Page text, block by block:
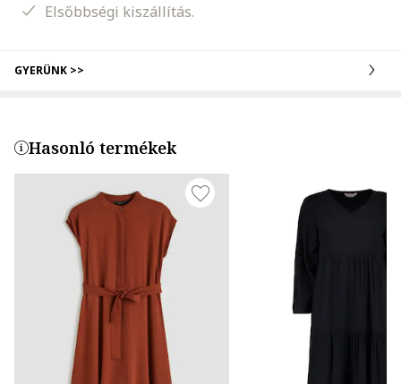
Elsőbbségi kiszállítás.
GYERÜNK >>
Hasonló termékek